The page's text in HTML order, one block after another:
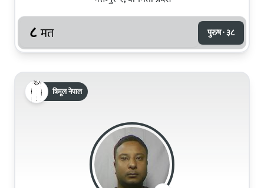
८ मत पुरुष · ३८
त्रिमूल नेपाल